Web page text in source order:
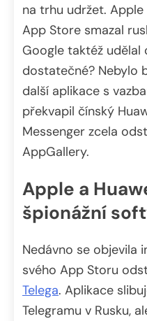
na trhu udržet.
App Store smazal
Google taktéž udělal
dostatečné? Nebylo
další aplikace s
překvapil čínský
Messenger zcela
AppGallery.
Apple a
špionážní
Nedávno se objevila
svého App Storu
Telega. Aplikace
Telegramu v Rusku,